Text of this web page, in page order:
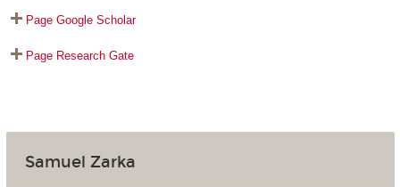
Page Google Scholar
Page Research Gate
Samuel Zarka